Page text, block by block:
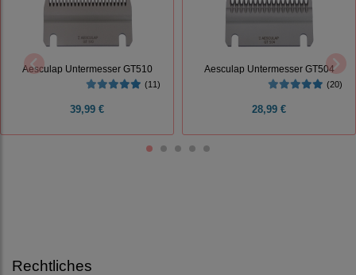
Aesculap Untermesser GT510
(11)
39,99 €
Aesculap Untermesser GT504
(20)
28,99 €
Rechtliches